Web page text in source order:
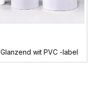
Glanzend wit PVC -label